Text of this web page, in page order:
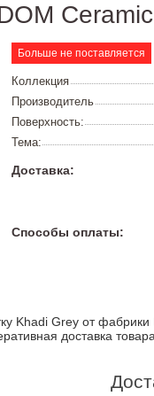
Больше не поставляется
Коллекция
Производитель
Поверхность:
Тема:
Доставка:
Способы оплаты:
Khadi Grey от
доставка